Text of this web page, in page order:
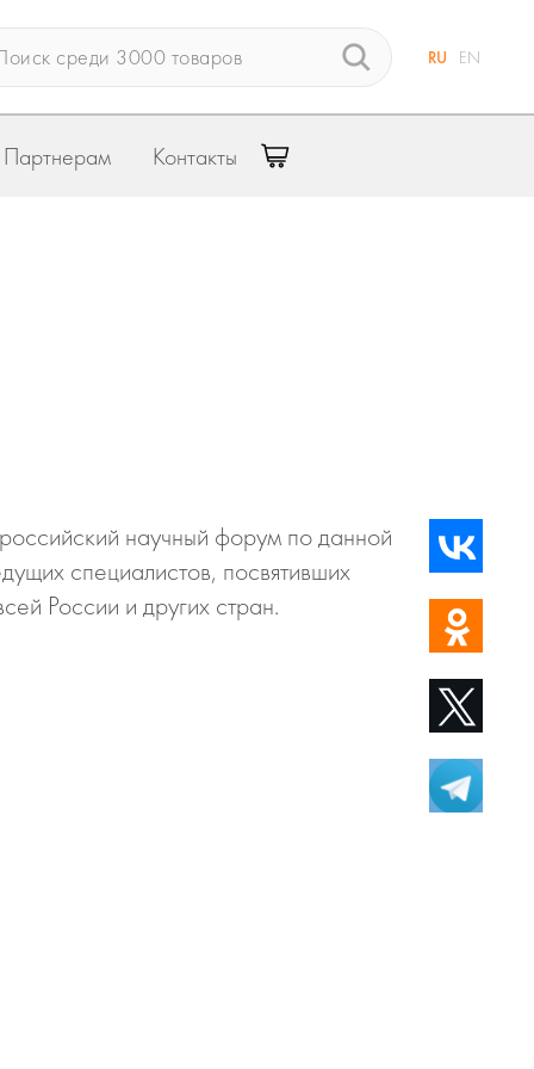
RU EN
Партнерам Контакты
научный форум по данной
специалистов, посвятивших
России и других стран.